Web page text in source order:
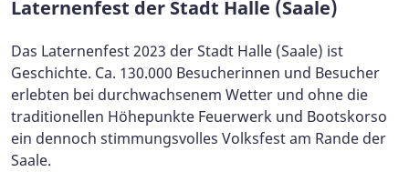
Laternenfest der Stadt Halle (Saale)
Das Laternenfest 2023 der Stadt Halle (Saale) ist
Geschichte. Ca. 130.000 Besucherinnen und Besucher
erlebten bei durchwachsenem Wetter und ohne die
traditionellen Höhepunkte Feuerwerk und Bootskorso
ein dennoch stimmungsvolles Volksfest am Rande der
Saale.